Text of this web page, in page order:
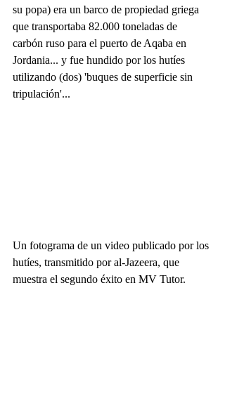
su popa) era un barco de propiedad griega
que transportaba 82.000 toneladas de
carbón ruso para el puerto de Aqaba en
Jordania... y fue hundido por los hutíes
utilizando (dos) 'buques de superficie sin
tripulación'...
Un fotograma de un video publicado por los
hutíes, transmitido por al-Jazeera, que
muestra el segundo éxito en MV Tutor.